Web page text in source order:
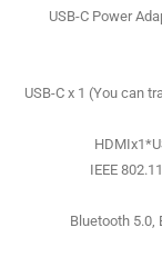
USB-C Power
USB-C x 1 (You can
IEEE
Bluetooth 5.0,